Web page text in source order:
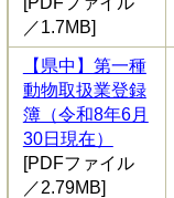
／1.7MB]
【県中】第一種
動物取扱業登録
簿（令和8年6月
30日現在）
[PDFファイル
／2.79MB]